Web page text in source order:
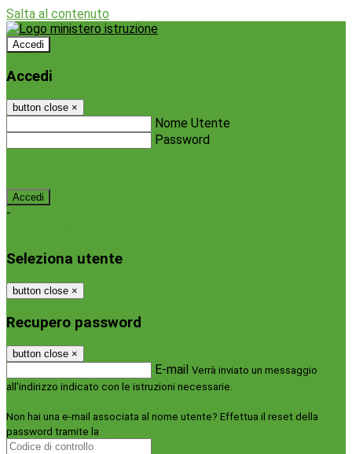
Salta al contenuto
Accedi
Accedi
button close ×
Nome Utente
Password
-
Seleziona utente
button close ×
Recupero password
button close ×
E-mail Verrà inviato un messaggio
all'indirizzo indicato con le istruzioni necessarie.
Non hai una e-mail associata al nome utente? Effettua il reset della
password tramite la